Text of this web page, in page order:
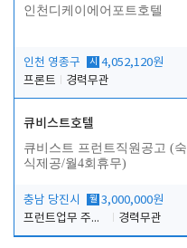
인천디케이에어포트호텔
인천 영종구 시 4,052,120원
프론트
경력무관
큐비스트호텔
큐비스트 프런트직원공고 (숙
식제공/월4회휴무)
충남 당진시 월 3,000,000원
프런트업무 주간, 야간
경력무관